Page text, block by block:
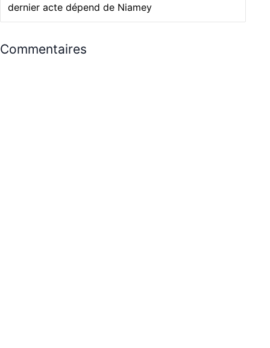
dernier acte dépend de Niamey
Commentaires